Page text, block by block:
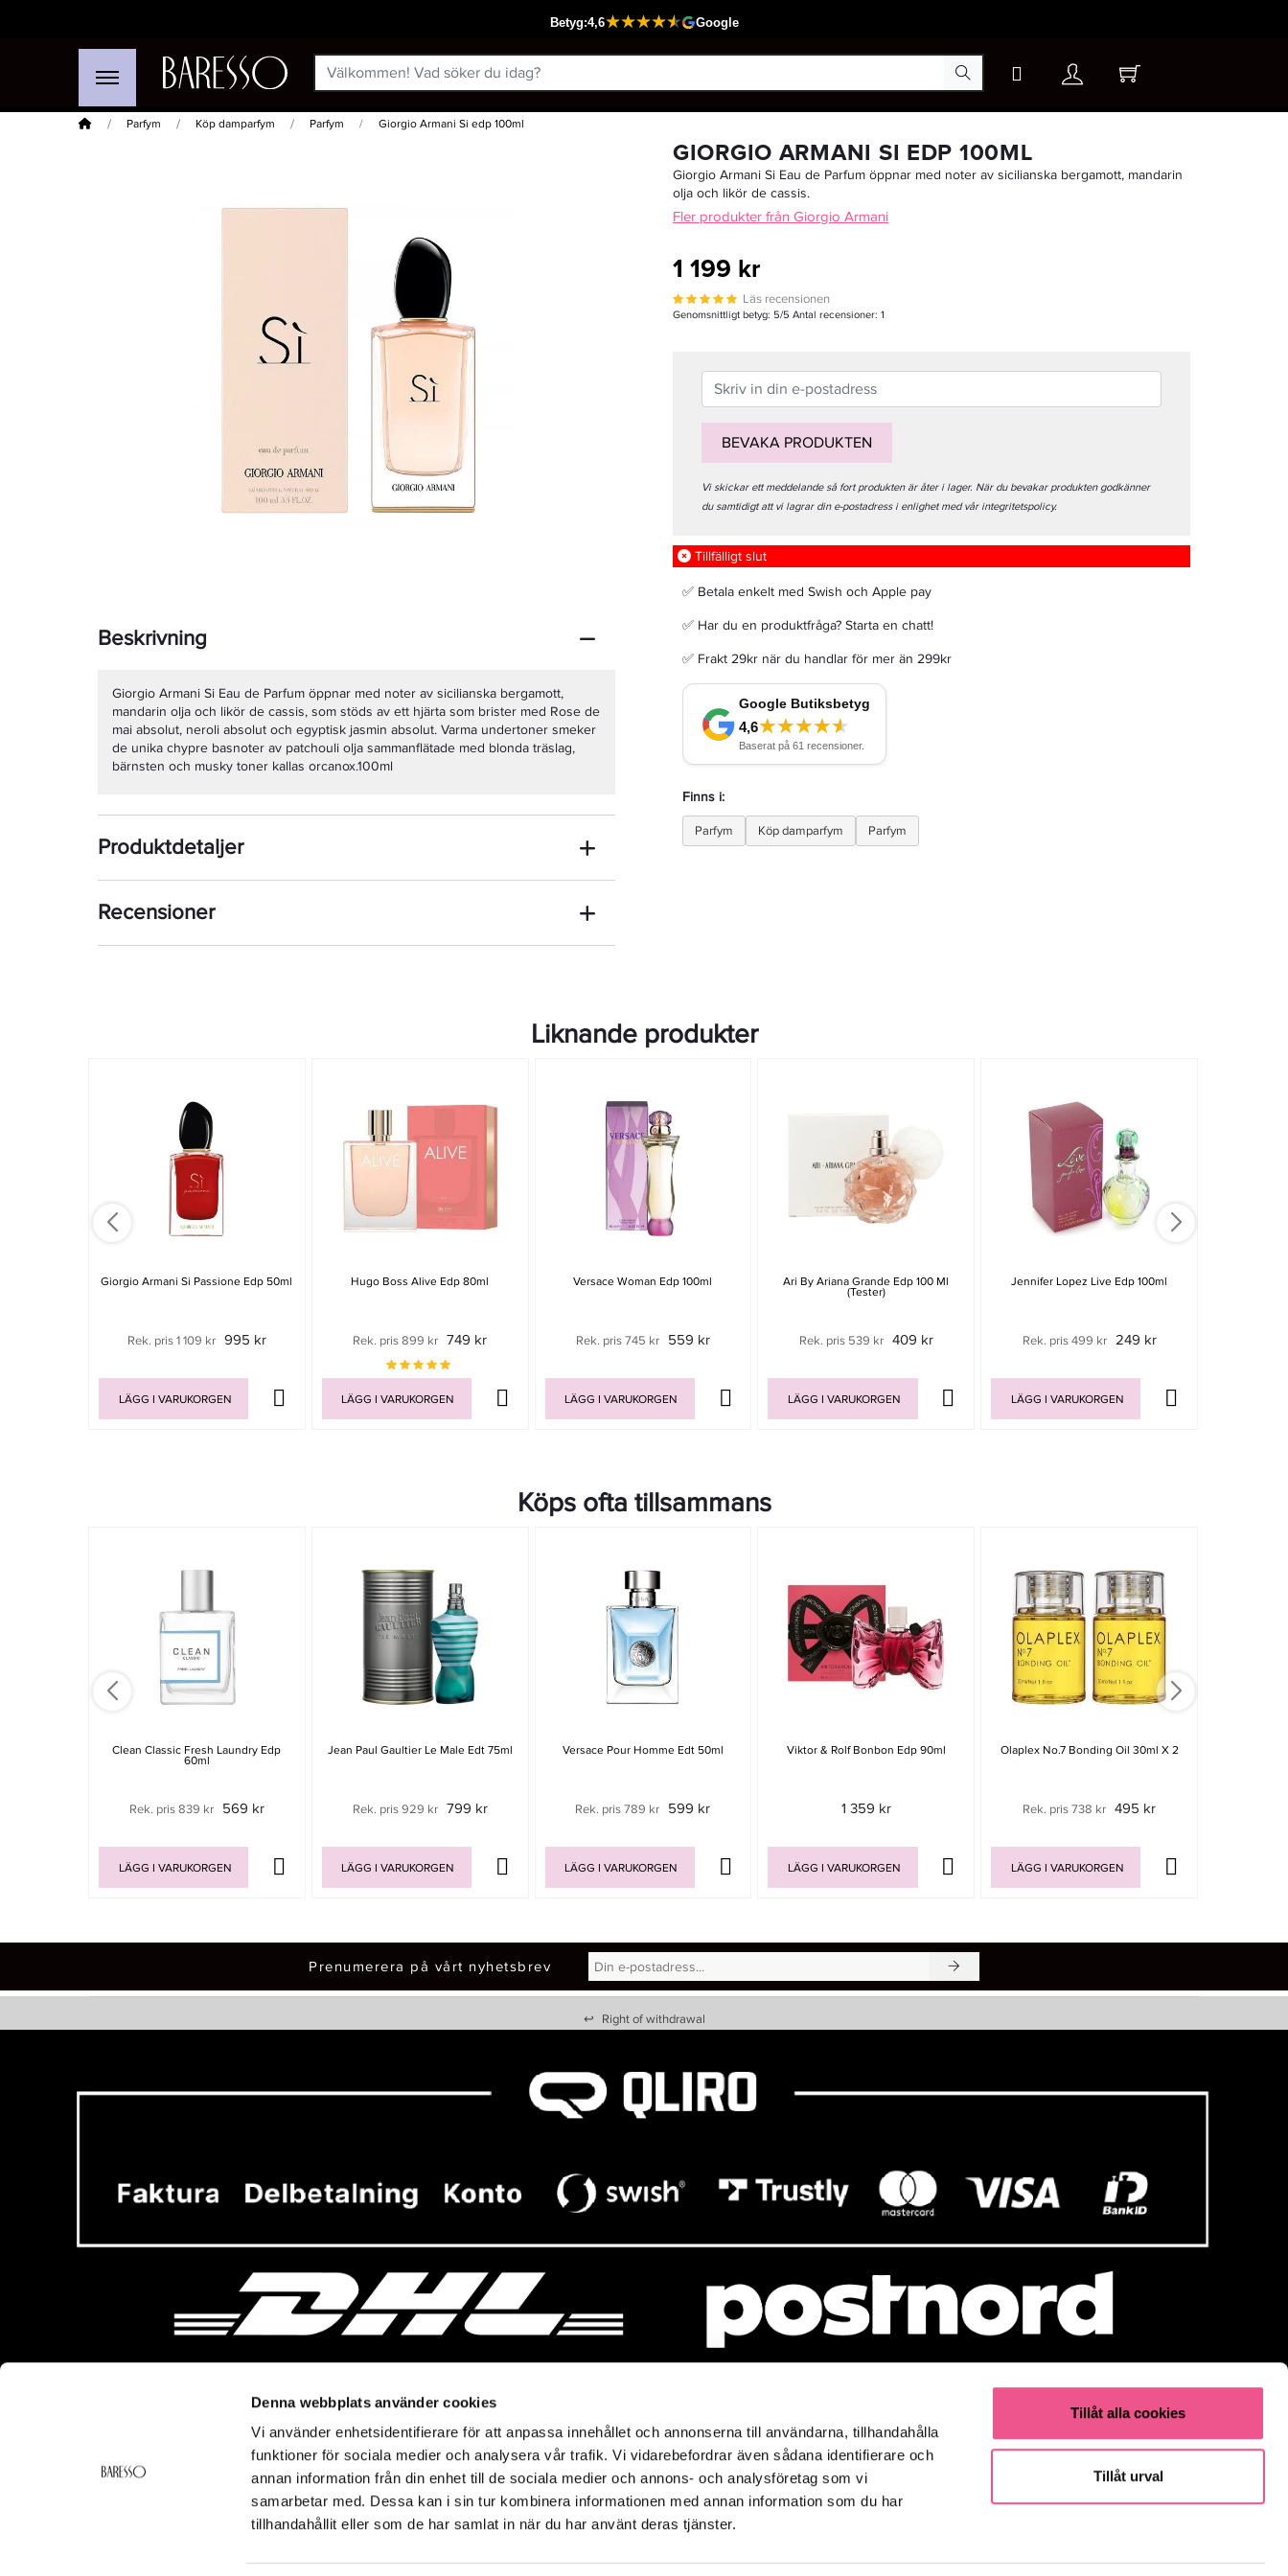
Denna webbplats använder cookies
Vi använder enhetsidentifierare för att anpassa innehållet och annonserna till användarna, tillhandahålla
funktioner för sociala medier och analysera vår trafik. Vi vidarebefordrar även sådana identifierare och
annan information från din enhet till de sociala medier och annons- och analysföretag som vi
samarbetar med. Dessa kan i sin tur kombinera informationen med annan information som du har
tillhandahållit eller som de har samlat in när du har använt deras tjänster.
Tillåt alla cookies
Tillåt urval
Hem Parfym Köp damparfym Parfym Giorgio Armani Si edp 100ml
Passar din varukorg
Hugo Boss Orange Man Edt 100ml
449 kr
Beskrivning
Giorgio Armani Si Eau de Parfum öppnar med noter av sicilianska bergamott,
mandarin olja och likör de cassis, som stöds av ett hjärta som brister med Rose de
mai absolut, neroli absolut och egyptisk jasmin absolut. Varma undertoner smeker
de unika chypre basnoter av patchouli olja sammanflätade med blonda träslag,
bärnsten och musky toner kallas orcanox.100ml
Produktdetaljer
Recensioner
GIORGIO ARMANI SI EDP 100ML
Giorgio Armani Si Eau de Parfum öppnar med noter av sicilianska bergamott, mandarin
olja och likör de cassis.
Fler produkter från Giorgio Armani
1 199 kr
Läs recensionen
Genomsnittligt betyg: 5/5 Antal recensioner: 1
BEVAKA PRODUKTEN
Vi skickar ett meddelande så fort produkten är åter i lager. När du bevakar produkten godkänner
du samtidigt att vi lagrar din e-postadress i enlighet med vår integritetspolicy.
Tillfälligt slut
✅ Betala enkelt med Swish och Apple pay
✅ Har du en produktfråga? Starta en chatt!
✅ Frakt 29kr när du handlar för mer än 299kr
Finns i:
Parfym Köp damparfym Parfym
Liknande produkter
Giorgio Armani Si Passione Edp 50ml
Rek. pris 1 109 kr 995 kr
LÄGG I VARUKORGEN
Hugo Boss Alive Edp 80ml
Rek. pris 899 kr 749 kr
LÄGG I VARUKORGEN
Versace Woman Edp 100ml
Rek. pris 745 kr 559 kr
LÄGG I VARUKORGEN
Ari By Ariana Grande Edp 100 Ml
(Tester)
Rek. pris 539 kr 409 kr
LÄGG I VARUKORGEN
Jennifer Lopez Live Edp 100ml
Rek. pris 499 kr 249 kr
LÄGG I VARUKORGEN
Köps ofta tillsammans
Clean Classic Fresh Laundry Edp
60ml
Rek. pris 839 kr 569 kr
LÄGG I VARUKORGEN
Jean Paul Gaultier Le Male Edt 75ml
Rek. pris 929 kr 799 kr
LÄGG I VARUKORGEN
Versace Pour Homme Edt 50ml
Rek. pris 789 kr 599 kr
LÄGG I VARUKORGEN
Viktor & Rolf Bonbon Edp 90ml
1 359 kr
LÄGG I VARUKORGEN
Olaplex No.7 Bonding Oil 30ml X 2
Rek. pris 738 kr 495 kr
LÄGG I VARUKORGEN
Prenumerera på vårt nyhetsbrev
↩ Right of withdrawal
Kontakt
Om Baresso
Baresso Magasin
Om Baresso.se
Cookiepolicy
Smspolicy
Mitt Baresso
Baresso Family
Mitt konto
Ändra cookieinställningar
Populärt
Parfym